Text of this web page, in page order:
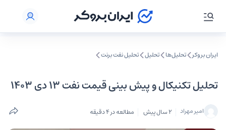
ایران بروکر تحلیل‌ها تحلیل‌ تحلیل نفت برنت
تحلیل تکنیکال و پیش بینی قیمت نفت ۱۳ دی ۱۴۰۳
امیر مهراد 2 سال پیش مطالعه در 4 دقیقه